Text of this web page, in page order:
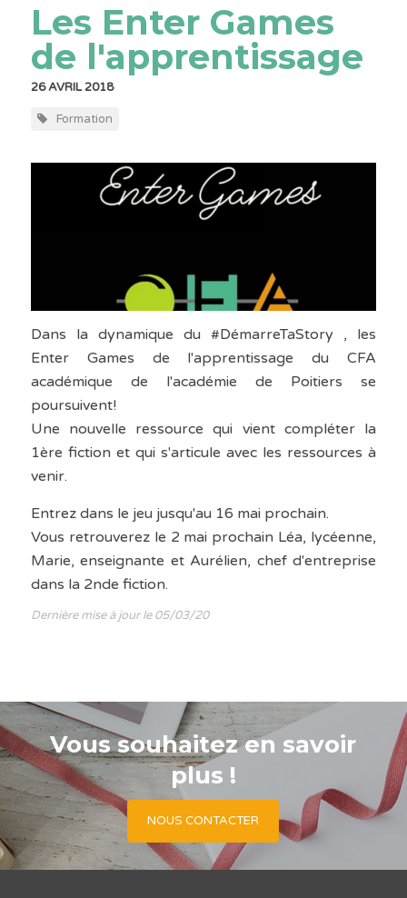
Les Enter Games
de l'apprentissage
26 AVRIL 2018
Formation
Dans la dynamique du #DémarreTaStory , les
Enter Games de l'apprentissage du CFA
académique de l'académie de Poitiers se
poursuivent!
Une nouvelle ressource qui vient compléter la
1ère fiction et qui s'articule avec les ressources à
venir.
Entrez dans le jeu jusqu'au 16 mai prochain.
Vous retrouverez le 2 mai prochain Léa, lycéenne,
Marie, enseignante et Aurélien, chef d'entreprise
dans la 2nde fiction.
Dernière mise à jour le 05/03/20
Vous souhaitez en savoir
plus !
NOUS CONTACTER